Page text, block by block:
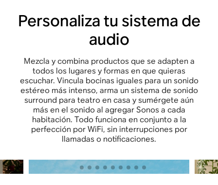
Personaliza tu sistema de
audio
Mezcla y combina productos que se adapten a
todos los lugares y formas en que quieras
escuchar. Vincula bocinas iguales para un sonido
estéreo más intenso, arma un sistema de sonido
surround para teatro en casa y sumérgete aún
más en el sonido al agregar Sonos a cada
habitación. Todo funciona en conjunto a la
perfección por WiFi, sin interrupciones por
llamadas o notificaciones.